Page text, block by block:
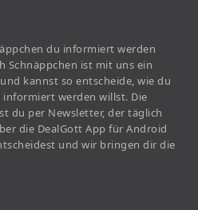
du informiert werden
Schnäppchen ist mit uns ein
kannst so entscheide, wie du
informiert werden willst. Die
du per Newsletter, der täglich
die DealGott App für Android
und wir bringen dir die